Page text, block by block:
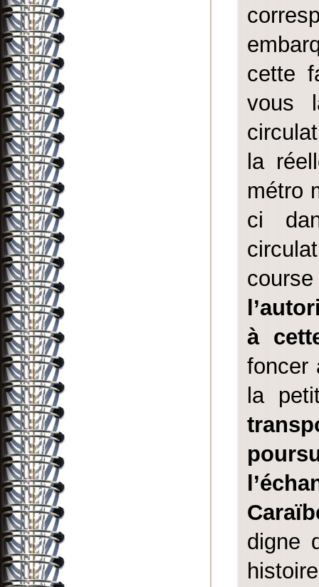
cette
vous
la
métro
ci
à
foncer
la
digne